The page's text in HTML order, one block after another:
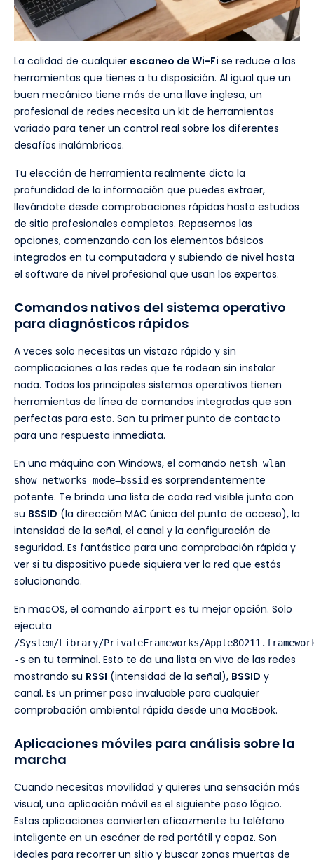
La calidad de cualquier escaneo de Wi-Fi se reduce a las
herramientas que tienes a tu disposición. Al igual que un
buen mecánico tiene más de una llave inglesa, un
profesional de redes necesita un kit de herramientas
variado para tener un control real sobre los diferentes
desafíos inalámbricos.
Tu elección de herramienta realmente dicta la
profundidad de la información que puedes extraer,
llevándote desde comprobaciones rápidas hasta estudios
de sitio profesionales completos. Repasemos las
opciones, comenzando con los elementos básicos
integrados en tu computadora y subiendo de nivel hasta
el software de nivel profesional que usan los expertos.
Comandos nativos del sistema operativo
para diagnósticos rápidos
A veces solo necesitas un vistazo rápido y sin
complicaciones a las redes que te rodean sin instalar
nada. Todos los principales sistemas operativos tienen
herramientas de línea de comandos integradas que son
perfectas para esto. Son tu primer punto de contacto
para una respuesta inmediata.
En una máquina con Windows, el comando netsh wlan
show networks mode=bssid es sorprendentemente
potente. Te brinda una lista de cada red visible junto con
su BSSID (la dirección MAC única del punto de acceso), la
intensidad de la señal, el canal y la configuración de
seguridad. Es fantástico para una comprobación rápida y
ver si tu dispositivo puede siquiera ver la red que estás
solucionando.
En macOS, el comando airport es tu mejor opción. Solo
ejecuta
/System/Library/PrivateFrameworks/
-s en tu terminal. Esto te da una lista en vivo de las redes
mostrando su RSSI (intensidad de la señal), BSSID y
canal. Es un primer paso invaluable para cualquier
comprobación ambiental rápida desde una MacBook.
Aplicaciones móviles para análisis sobre la
marcha
Cuando necesitas movilidad y quieres una sensación más
visual, una aplicación móvil es el siguiente paso lógico.
Estas aplicaciones convierten eficazmente tu teléfono
inteligente en un escáner de red portátil y capaz. Son
ideales para recorrer un sitio y buscar zonas muertas de